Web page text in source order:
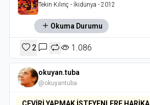
Tekin Kılınç - İkidünya - 2012
Okuma Durumu
2 1.086
okuyan.tuba
@okuyantuba